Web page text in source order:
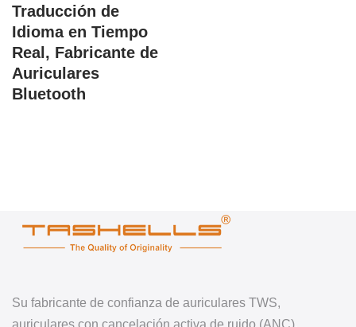
Traducción de
Idioma en Tiempo
Real, Fabricante de
Auriculares
Bluetooth
Su fabricante de confianza de auriculares TWS,
auriculares con cancelación activa de ruido (ANC),